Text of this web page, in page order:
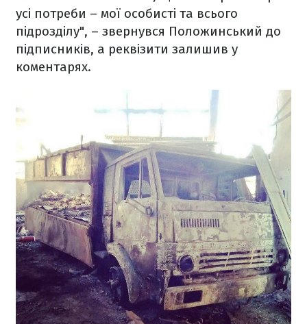
усі потреби – мої особисті та всього
підрозділу", – звернувся Положинський до
підписників, а реквізити залишив у
коментарях.